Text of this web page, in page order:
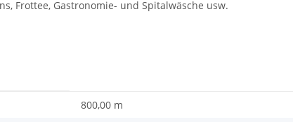
Frottee, Gastronomie- und Spitalwäsche usw.
800,00 m